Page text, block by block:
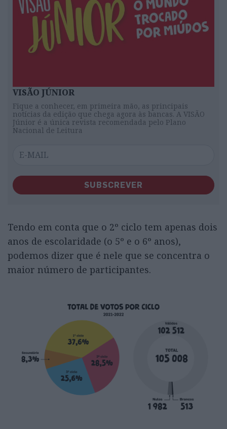
VISÃO JÚNIOR
Fique a conhecer, em primeira mão, as principais
notícias da edição que chega agora às bancas. A VISÃO
Júnior é a única revista recomendada pelo Plano
Nacional de Leitura
SUBSCREVER
Tendo em conta que o 2º ciclo tem apenas dois
anos de escolaridade (o 5º e o 6º anos),
podemos dizer que é nele que se concentra o
maior número de participantes.